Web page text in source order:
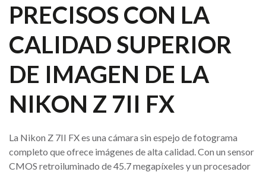
PRECISOS CON LA
CALIDAD SUPERIOR
DE IMAGEN DE LA
NIKON Z 7II FX
La Nikon Z 7II FX es una cámara sin espejo de fotograma
completo que ofrece imágenes de alta calidad. Con un sensor
CMOS retroiluminado de 45.7 megapíxeles y un procesador